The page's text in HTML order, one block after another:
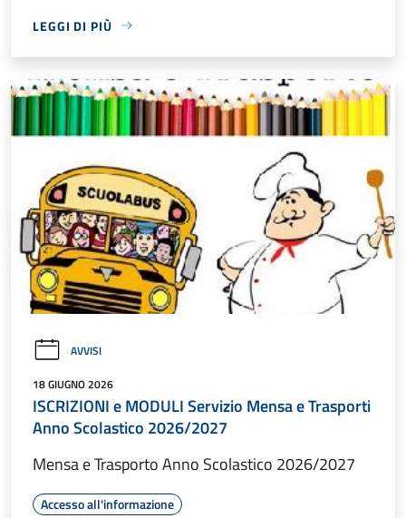
LEGGI DI PIÙ
AVVISI
18 GIUGNO 2026
ISCRIZIONI e MODULI Servizio Mensa e Trasporti
Anno Scolastico 2026/2027
Mensa e Trasporto Anno Scolastico 2026/2027
Accesso all'informazione